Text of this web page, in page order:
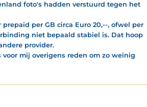
foto's hadden verstuurd tegen het
per GB circa Euro 20,--, ofwel per
niet bepaald stabiel is. Dat hoop
provider.
mij overigens reden om zo weinig